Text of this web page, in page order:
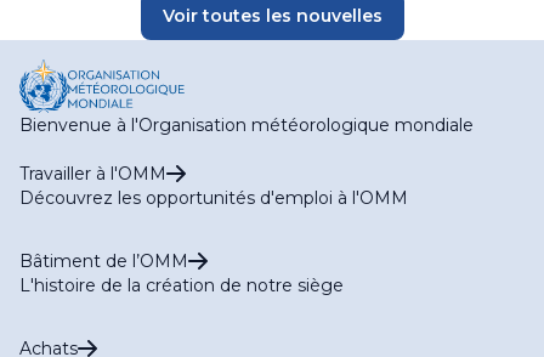
Voir toutes les nouvelles
Bienvenue à l'Organisation météorologique mondiale
Travailler à l'OMM
Découvrez les opportunités d'emploi à l'OMM
Bâtiment de l’OMM
L'histoire de la création de notre siège
Achats